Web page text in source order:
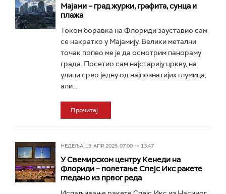
Мајами – град журки, графита, сунца и
плажа
Током боравка на Флориди зауставио сам
се накратко у Мајамију. Велики метални
точак попео ме је да осмотрим панораму
града. Посетио сам најстарију цркву, на
улици срео једну од најпознатијих глумица,
али...
Прочитај
НЕДЕЉА, 13. АПР 2025, 07:00 -> 13:47
У Свемирском центру Кенеди на
Флориди – полетање Спејс Икс ракете
гледано из првог реда